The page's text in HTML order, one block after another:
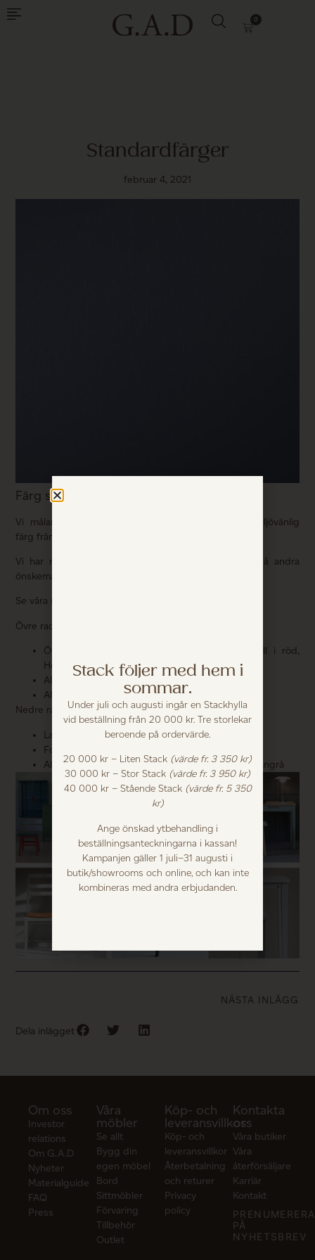
0
Standardfärger
februar 4, 2021
Färg som väcker känslor
Vi målar våra produkter med vattenbaserad och miljövänlig
färg från Syntema.
Vi har nio standardfärger, men kan också tillmötesgå andra
önskemål om du kontaktar oss.
Se våra standardfärger på bilderna i kollaget nedan:
Övre raden från vänster:
Övide vitrin i blå, Stelor vitrin och Endre pall i röd,
Högklint byrå i grön. Roma bänk i grå/blå
Ala bord med vaser i mellangrå
Ala skrivbord i blå/grön
Nedre raden från vänster:
Lansa stolar i vit
Fole karmstol i svart
Ala småbord, det högre i ljusgrå, det lägre i mellangrå
NÄSTA INLÄGG
Dela inlägget
Om oss
Investor
relations
Om G.A.D
Nyheter
Materialguide
FAQ
Press
Våra
möbler
Se allt
Bygg din
egen möbel
Bord
Sittmöbler
Förvaring
Tillbehör
Outlet
Köp- och
leveransvillkor
Köp- och
leveransvillkor
Återbetalning
och returer
Privacy
policy
Kontakta
oss
Våra butiker
Våra
återförsäljare
Karriär
Kontakt
PRENUMERERA
PÅ
NYHETSBREV
Stack följer med hem i
sommar.
Under juli och augusti ingår en Stackhylla
vid beställning från 20 000 kr. Tre storlekar
beroende på ordervärde.
20 000 kr – Liten Stack (värde fr. 3 350 kr)
30 000 kr – Stor Stack (värde fr. 3 950 kr)
40 000 kr – Stående Stack (värde fr. 5 350
kr)
Ange önskad ytbehandling i
beställningsanteckningarna i kassan!
Kampanjen gäller 1 juli–31 augusti i
butik/showrooms och online, och kan inte
kombineras med andra erbjudanden.